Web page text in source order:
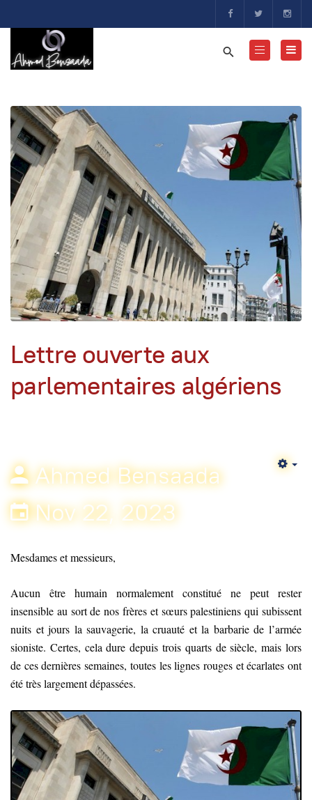
Lettre ouverte aux
parlementaires algériens
Ahmed Bensaada
Nov 22, 2023
Mesdames et messieurs,
Aucun être humain normalement constitué ne peut rester
insensible au sort de nos frères et sœurs palestiniens qui subissent
nuits et jours la sauvagerie, la cruauté et la barbarie de l’armée
sioniste. Certes, cela dure depuis trois quarts de siècle, mais lors
de ces dernières semaines, toutes les lignes rouges et écarlates ont
été très largement dépassées.